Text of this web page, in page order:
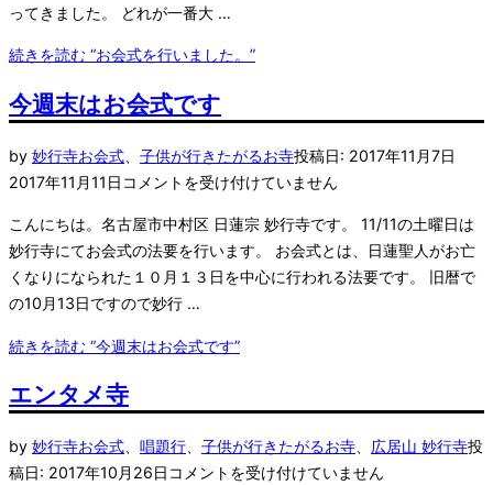
ってきました。 どれが一番大 …
続きを読む “お会式を行いました。”
今週末はお会式です
by 妙行寺お会式 子供が行きたがるお寺投稿日: 2017年11月7日
2017年11月11日 コメントを受け付けていません
こんにちは。名古屋市中村区 日蓮宗 妙行寺です。 11/11の土曜日は
妙行寺にてお会式の法要を行います。 お会式とは、日蓮聖人がお亡
くなりになられた１０月１３日を中心に行われる法要です。 旧暦で
の10月13日ですので妙行 …
続きを読む “今週末はお会式です”
エンタメ寺
by 妙行寺お会式 唱題行 子供が行きたがるお寺 広居山 妙行寺投
稿日: 2017年10月26日 コメントを受け付けていません